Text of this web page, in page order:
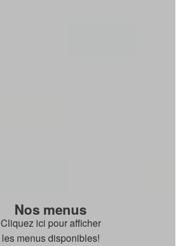
Nos menus
Cliquez ici pour afficher
les menus disponibles!